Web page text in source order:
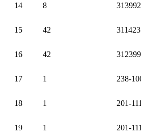
14 8
15 42
16 42
17 1 238-
18 1 201-
19 1 201-